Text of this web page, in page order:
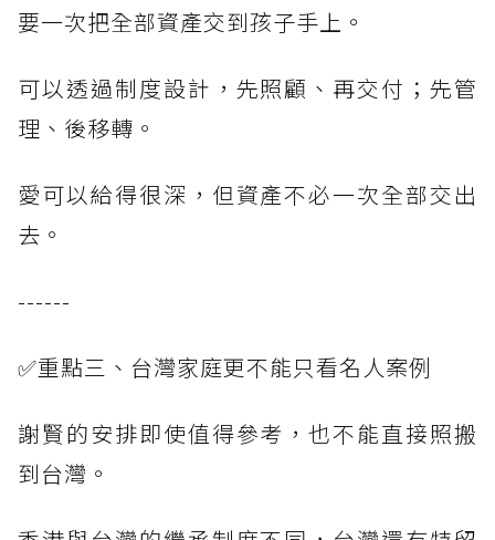
要一次把全部資產交到孩子手上。
可以透過制度設計，先照顧、再交付；先管
理、後移轉。
愛可以給得很深，但資產不必一次全部交出
去。
------
✅重點三、台灣家庭更不能只看名人案例
謝賢的安排即使值得參考，也不能直接照搬
到台灣。